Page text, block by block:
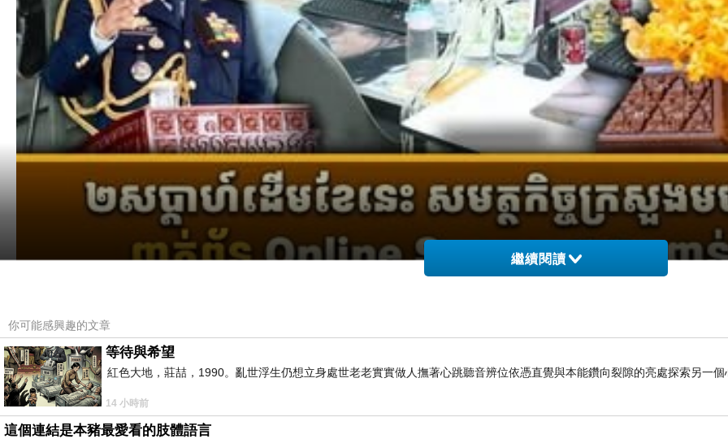
繼續閱讀
你可能感興趣的文章
等待與希望
紅色大地，莊喆，1990。亂世浮生仍想立身處世老老實實做人撫著心跳聽音辨位依憑直覺與本能鑽向裂隙的亮處探索另一
14 小時前
這個連結是本豬最愛看的肢體語言